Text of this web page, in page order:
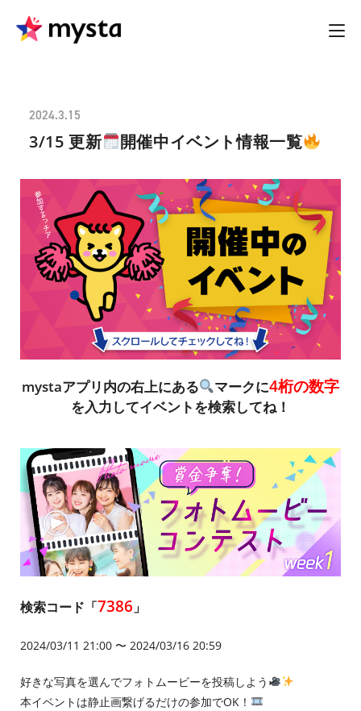
2024.3.15
3/15 更新 開催中イベント情報一覧
mystaアプリ内の右上にある マークに4桁の数字
を入力してイベントを検索してね！
検索コード「7386 」
2024/03/11 21:00 〜 2024/03/16 20:59
好きな写真を選んでフォトムービーを投稿しよう
本イベントは静止画繋げるだけの参加でOK！